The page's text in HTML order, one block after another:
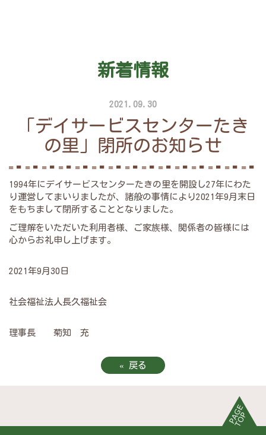
新着情報
2021.09.30
「デイサービスセンターたき
の里」閉所のお知らせ
1994年にデイサービスセンターたきの里を開設し27年にわた
り運営してまいりましたが、諸般の事情により2021年9月末日
をもちまして閉所することとなりました。
ご理解をいただいた利用者様、ご家族様、関係者の皆様には
心からお礼申し上げます。
2021年9月30日
社会福祉法人長久福祉会
理事長 菊知 充
« 戻る